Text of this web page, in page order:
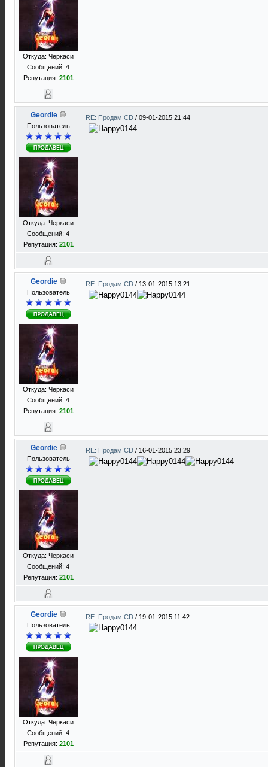
Откуда: Черкаси
Сообщений: 4
Репутация: 2101
Geordie
Пользователь
Откуда: Черкаси
Сообщений: 4
Репутация: 2101
RE: Продам CD / 09-01-2015 21:44
Geordie
Пользователь
Откуда: Черкаси
Сообщений: 4
Репутация: 2101
RE: Продам CD / 13-01-2015 13:21
Geordie
Пользователь
Откуда: Черкаси
Сообщений: 4
Репутация: 2101
RE: Продам CD / 16-01-2015 23:29
Geordie
Пользователь
Откуда: Черкаси
Сообщений: 4
Репутация: 2101
RE: Продам CD / 19-01-2015 11:42